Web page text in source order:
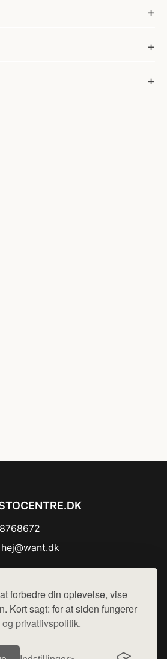
forbedre din oplevelse, vise
Kort sagt: for at siden fungerer
privatlivspolitik.
hej@want.dk
side - vi henviser til de shops,